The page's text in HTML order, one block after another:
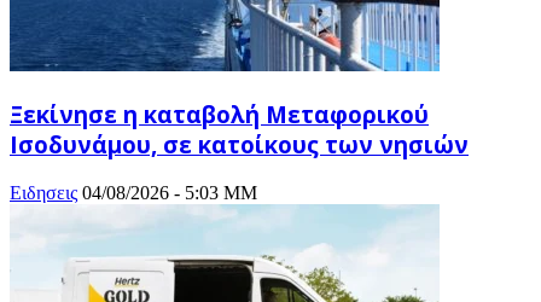
Ξεκίνησε η καταβολή Μεταφορικού
Ισοδυνάμου, σε κατοίκους των νησιών
Ειδησεις 04/08/2026 - 5:03 ΜΜ